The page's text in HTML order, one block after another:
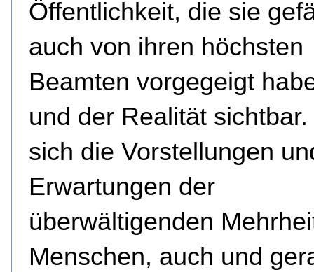
Öffentlichkeit, die sie
auch von ihren höchsten
Beamten vorgegeigt
und der Realität
sich die Vorstellungen
Erwartungen der
überwältigenden
Menschen, auch und